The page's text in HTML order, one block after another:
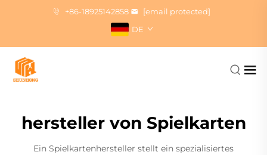
+86-18925142858
[email protected]
DE
hersteller von Spielkarten
Ein Spielkartenhersteller stellt ein spezialisiertes